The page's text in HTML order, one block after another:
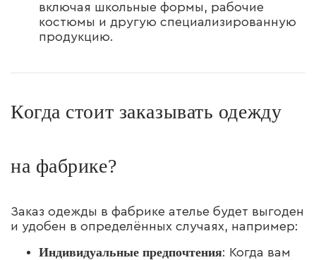
включая школьные формы, рабочие
костюмы и другую специализированную
продукцию.
Когда стоит заказывать одежду
на фабрике?
Заказ одежды в фабрике ателье будет выгоден
и удобен в определённых случаях, например:
Индивидуальные предпочтения: Когда вам